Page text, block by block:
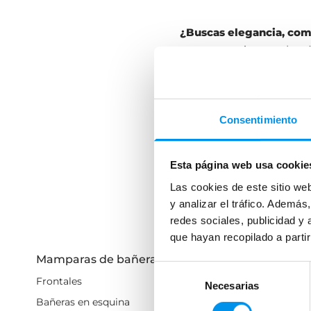
Consentimiento
Esta página web usa
Las cookies de este sitio
y analizar el tráfico.
redes sociales, publicidad y
que hayan recopilado a
consentimiento
Necesarias
¿Buscas elegancia,
estas sensaciones,
Apertura y
La mampara de ducha
2 fijos a los lados y 2
tu plato de ducha.
Este modo de apertura
preocuparnos por
Además, una de las
espacio, evitamos
fuera poco, el calor se
confortables mientras
La mampara de ducha
Leer más
Mamparas de bañera
Frontales
Bañeras en esquina
Mamparas de
Frontales
Mamparas cuadradas